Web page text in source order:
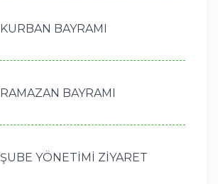
KURBAN BAYRAMI
RAMAZAN BAYRAMI
ŞUBE YÖNETİMİ ZİYARET